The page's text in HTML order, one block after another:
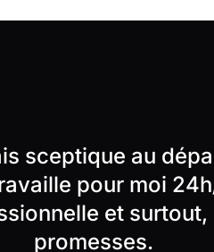
sceptique au
pour moi
et surtout,
promesses.